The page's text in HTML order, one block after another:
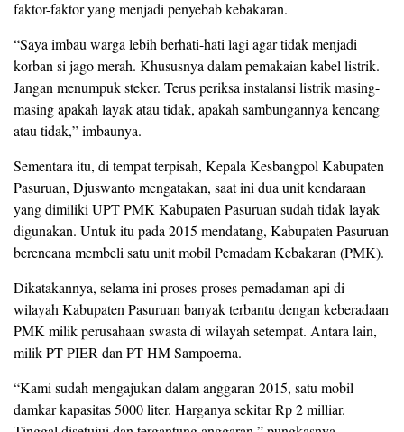
faktor-faktor yang menjadi penyebab kebakaran.
“Saya imbau warga lebih berhati-hati lagi agar tidak menjadi
korban si jago merah. Khususnya dalam pemakaian kabel listrik.
Jangan menumpuk steker. Terus periksa instalansi listrik masing-
masing apakah layak atau tidak, apakah sambungannya kencang
atau tidak,” imbaunya.
Sementara itu, di tempat terpisah, Kepala Kesbangpol Kabupaten
Pasuruan, Djuswanto mengatakan, saat ini dua unit kendaraan
yang dimiliki UPT PMK Kabupaten Pasuruan sudah tidak layak
digunakan. Untuk itu pada 2015 mendatang, Kabupaten Pasuruan
berencana membeli satu unit mobil Pemadam Kebakaran (PMK).
Dikatakannya, selama ini proses-proses pemadaman api di
wilayah Kabupaten Pasuruan banyak terbantu dengan keberadaan
PMK milik perusahaan swasta di wilayah setempat. Antara lain,
milik PT PIER dan PT HM Sampoerna.
“Kami sudah mengajukan dalam anggaran 2015, satu mobil
damkar kapasitas 5000 liter. Harganya sekitar Rp 2 milliar.